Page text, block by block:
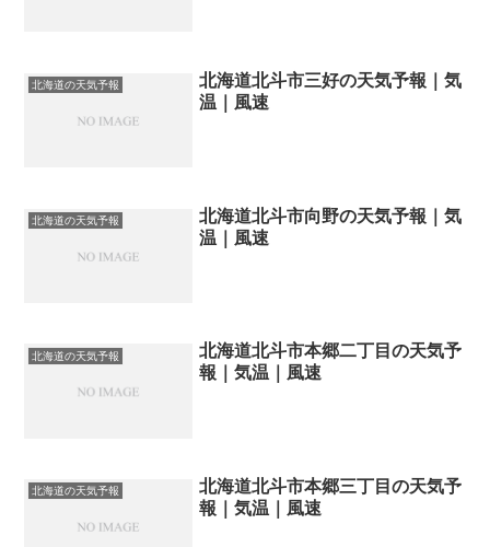
北海道の天気予報
北海道北斗市三好の天気予報｜気
温｜風速
北海道の天気予報
北海道北斗市向野の天気予報｜気
温｜風速
北海道の天気予報
北海道北斗市本郷二丁目の天気予
報｜気温｜風速
北海道の天気予報
北海道北斗市本郷三丁目の天気予
報｜気温｜風速